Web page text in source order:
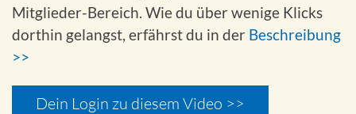
Mitglieder-Bereich. Wie du über wenige Klicks
dorthin gelangst, erfährst du in der Beschreibung
>>
Dein Login zu diesem Video >>